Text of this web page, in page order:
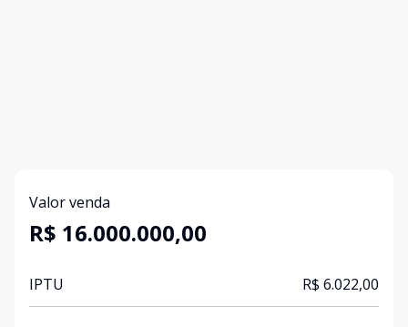
Valor venda
R$ 16.000.000,00
IPTU R$ 6.022,00